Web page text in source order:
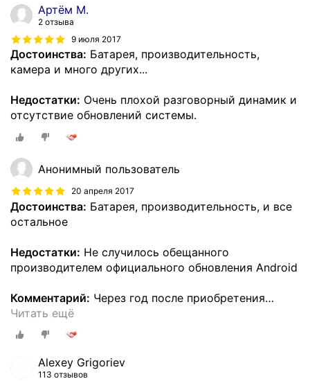
Артём М.
2 отзыва
9 июля 2017
Достоинства: Батарея, производительность,
камера и много других...
Недостатки: Очень плохой разговорный динамик и
отсутствие обновлений системы.
Анонимный пользователь
20 апреля 2017
Достоинства: Батарея, производительность, и все
остальное
Недостатки: Не случилось обещанного
производителем официального обновления Android
Комментарий: Через год после приобретения…
Читать ещё
Alexey Grigoriev
113 отзывов